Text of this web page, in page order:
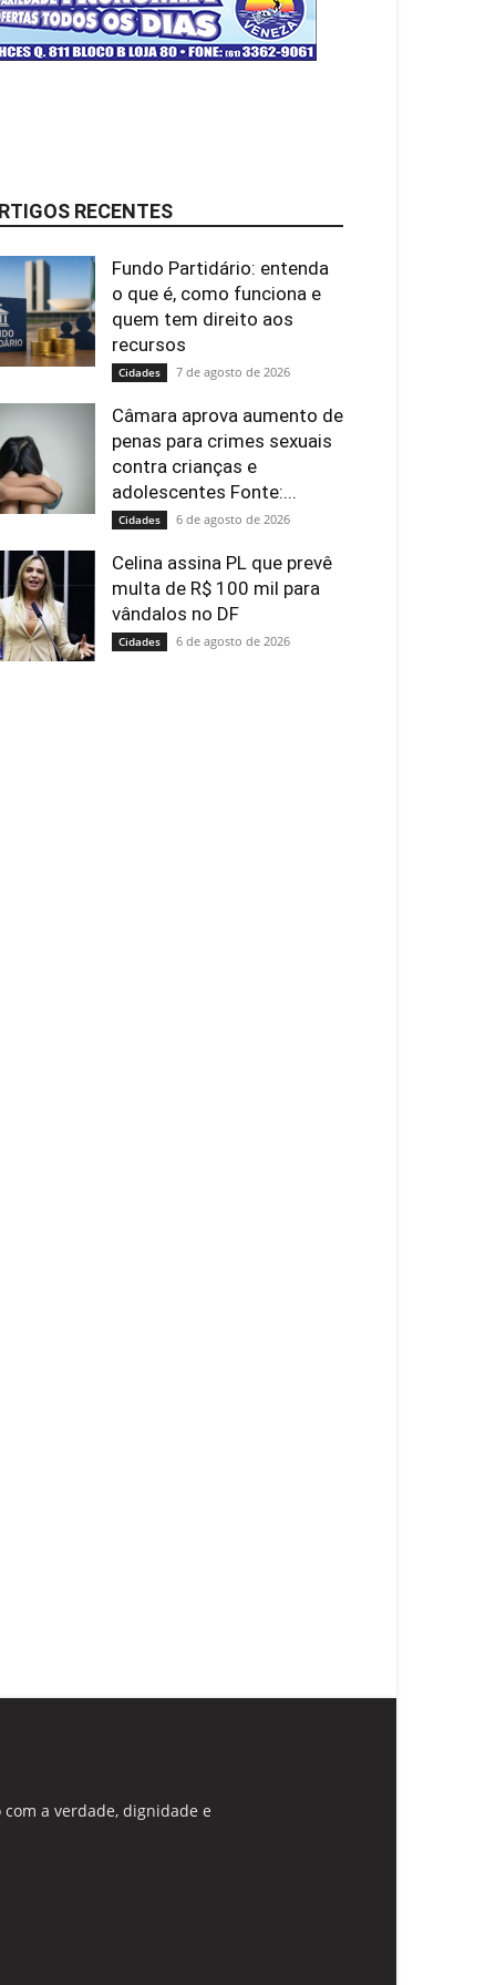
RECENTES
Fundo Partidário: entenda
o que é, como funciona e
quem tem direito aos
recursos
Cidades 7 de agosto de 2026
Câmara aprova aumento de
penas para crimes sexuais
contra crianças e
adolescentes Fonte:...
Cidades 6 de agosto de 2026
Celina assina PL que prevê
multa de R$ 100 mil para
vândalos no DF
Cidades 6 de agosto de 2026
a verdade, dignidade e